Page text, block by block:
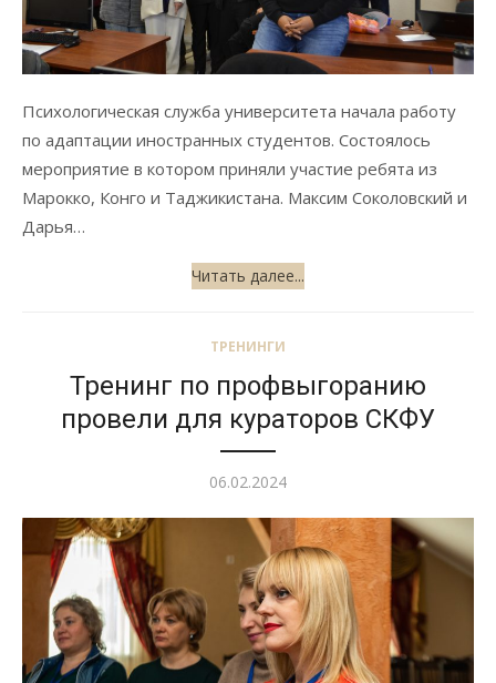
Психологическая служба университета начала работу
по адаптации иностранных студентов. Состоялось
мероприятие в котором приняли участие ребята из
Марокко, Конго и Таджикистана. Максим Соколовский и
Дарья…
Читать далее...
ТРЕНИНГИ
Тренинг по профвыгоранию
провели для кураторов СКФУ
Опубликовано
06.02.2024